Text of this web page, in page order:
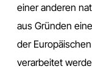
einer anderen
aus Gründen
der
verarbeitet